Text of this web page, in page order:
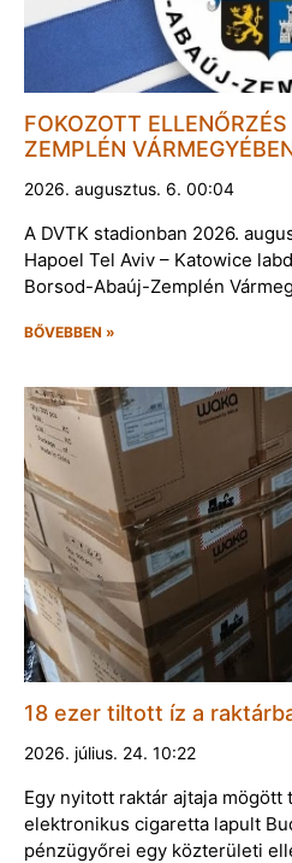
FOKOZOTT
ZEMPLÉN
2026. augusztus. 6. 00:04
A DVTK stadionban 2026.
Hapoel Tel Aviv – Katowice
Borsod-Abaúj-Zemplén
BŐVEBBEN »
18 ezer tiltott íz a
2026. július. 24. 10:22
Egy nyitott raktár ajtaja mögött
elektronikus cigaretta lapult
pénzügyőrei egy közterületi